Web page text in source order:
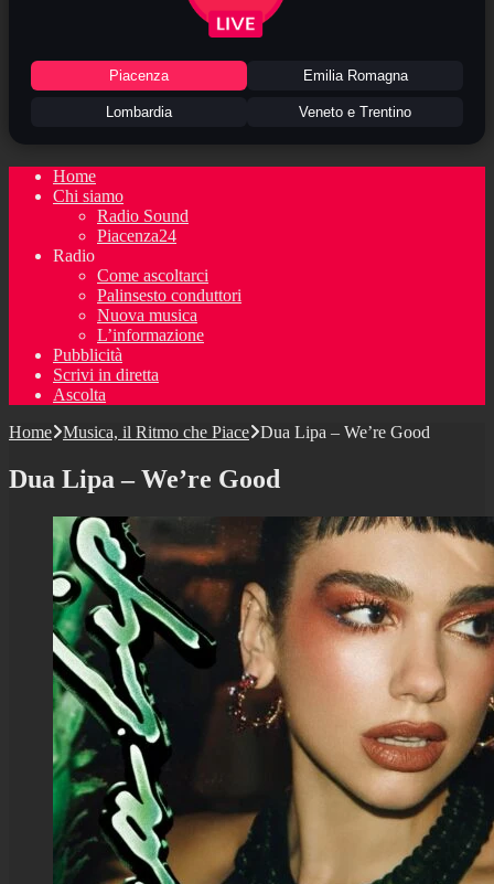
Piacenza Emilia Romagna
Lombardia Veneto e Trentino
Home
Chi siamo
Radio Sound
Piacenza24
Radio
Come ascoltarci
Palinsesto conduttori
Nuova musica
L’informazione
Pubblicità
Scrivi in diretta
Ascolta
Home Musica, il Ritmo che Piace Dua Lipa – We’re Good
Dua Lipa – We’re Good